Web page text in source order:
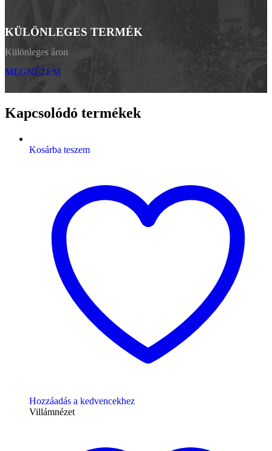
KÜLÖNLEGES TERMÉK
Különleges áron
MEGNÉZEM
Kapcsolódó termékek
Kosárba teszem
Hozzáadás a kedvencekhez
Villámnézet